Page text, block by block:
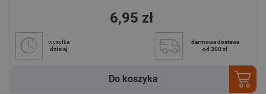
6,95 zł
wysyłka
dzisiaj
darmowa dostawa
od 300 zł
Do koszyka